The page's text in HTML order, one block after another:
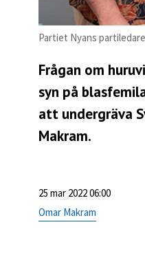
Partiet Nyans
Frågan om
syn på
att undergräva
Makram.
25 mar 2022 06:00
Omar Makram